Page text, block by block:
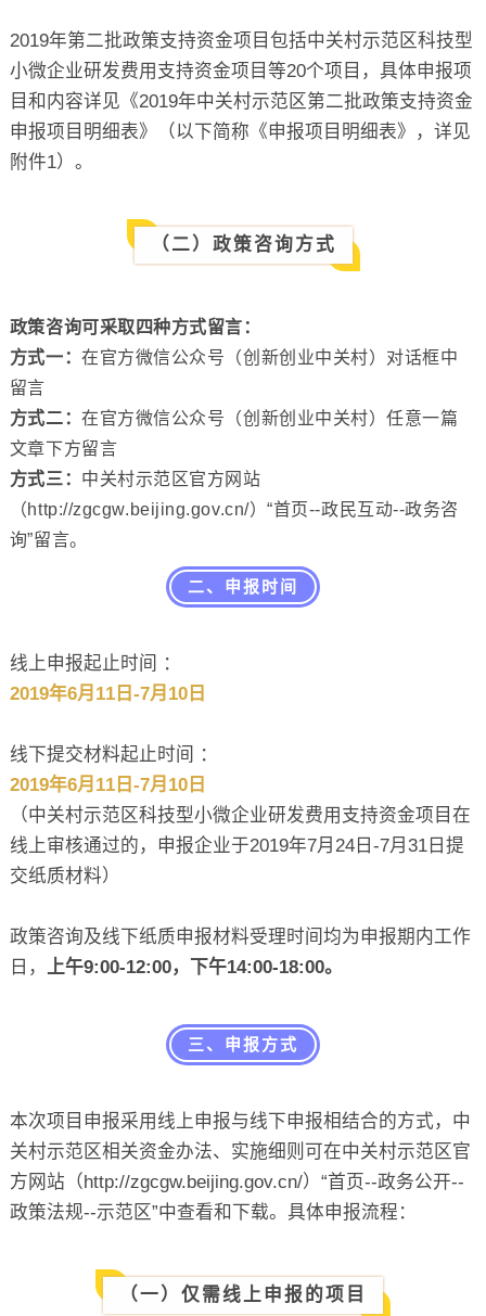
2019年第二批政策支持资金项目包括中关村示范区科技型
小微企业研发费用支持资金项目等20个项目，具体申报项
目和内容详见《2019年中关村示范区第二批政策支持资金
申报项目明细表》（以下简称《申报项目明细表》，详见
附件1）。
（二）政策咨询方式
政策咨询可采取四种方式留言：
方式一：在官方微信公众号（创新创业中关村）对话框中
留言
方式二：在官方微信公众号（创新创业中关村）任意一篇
文章下方留言
方式三： 中关村示范区官方网站
（http://zgcgw.beijing.gov.cn/）“首页--政民互动--政务咨
询”留言。
二、申报时间
线上申报起止时间 ：
2019年6月11日-7月10日
线下提交材料起止时间 ：
2019年6月11日-7月10日
（中关村示范区科技型小微企业研发费用支持资金项目在
线上审核通过的，申报企业于2019年7月24日-7月31日提
交纸质材料）
政策咨询及线下纸质申报材料受理时间均为申报期内工作
日，
上午9:00-12:00，下午14:00-18:00。
三、申报方式
本次项目申报采用线上申报与线下申报相结合的方式，中
关村示范区相关资金办法、实施细则可在中关村示范区官
方网站（http://zgcgw.beijing.gov.cn/）“首页--政务公开--
政策法规--示范区”中查看和下载。具体申报流程：
（一）仅需线上申报的项目